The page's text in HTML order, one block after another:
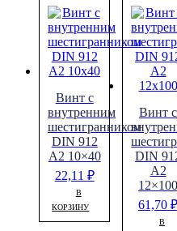
Винт с
внутренним
шестигранником
DIN 912
A2 10×40
22,11 ₽
В
КОРЗИНУ
Винт с
DIN
A2
12×100
61,70₽
В